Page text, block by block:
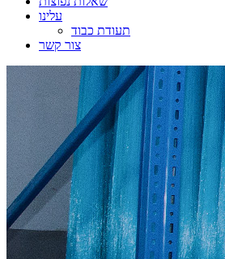
עלינו
תעודת כבוד
צור קשר